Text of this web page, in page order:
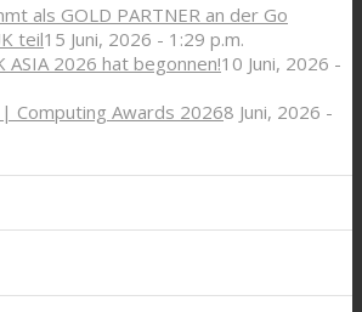
als GOLD PARTNER an der Go
teil15 Juni, 2026 - 1:29 p.m.
ASIA 2026 hat begonnen!10 Juni, 2026 -
Computing Awards 20268 Juni, 2026 -